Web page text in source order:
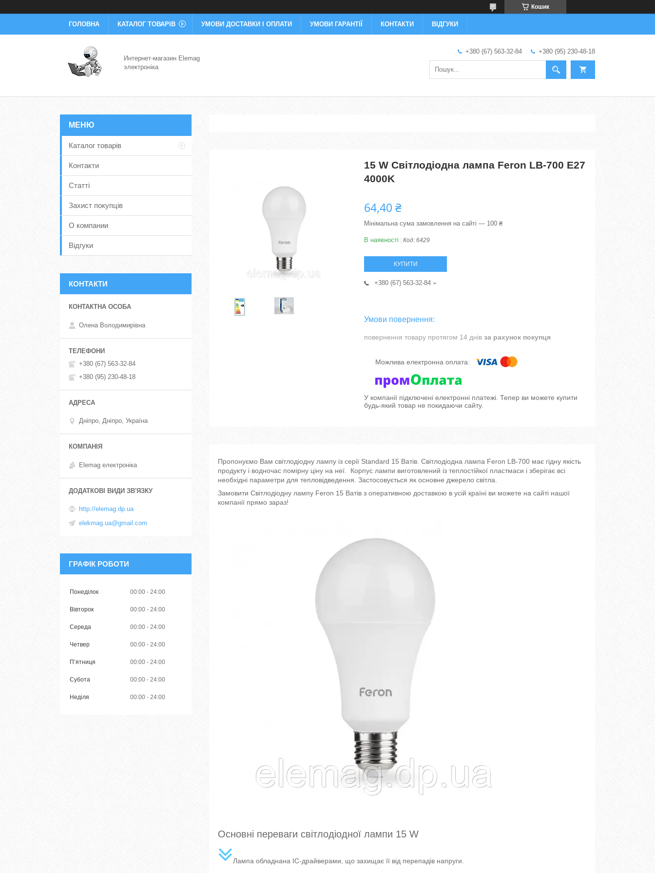
Кошик
ГОЛОВНА КАТАЛОГ ТОВАРІВ УМОВИ ДОСТАВКИ І ОПЛАТИ УМОВИ ГАРАНТІЇ КОНТАКТИ ВІДГУКИ
Интернет-магазин Elemag
электроніка
+380 (67) 563-32-84 +380 (95) 230-48-18
15 W Світлодіодна лампа Feron LB-700 E27
4000K
64,40 ₴
Мінімальна сума замовлення на сайті — 100 ₴
В наявності Код: 6429
КУПИТИ
+380 (67) 563-32-84
повернення товару протягом 14 днів за рахунок покупця
У компанії підключені електронні платежі. Тепер ви можете купити
будь-який товар не покидаючи сайту.
Пропонуємо Вам світлодіодну лампу із серії Standard 15 Ватів. Світлодіодна лампа Feron LB-700 має гідну якість
продукту і водночас помірну ціну на неї. Корпус лампи виготовлений із теплостійкої пластмаси і зберігає всі
необхідні параметри для тепловідведення. Застосовується як основне джерело світла.
Замовити Світлодіодну лампу Feron 15 Ватів з оперативною доставкою в усій країні ви можете на сайті нашої
компанії прямо зараз!
Основні переваги світлодіодної лампи 15 W
Лампа обладнана IC-драйверами, що захищає її від перепадів напруги.
Каталог товарів
Контакти
Статті
Захист покупців
О компании
Відгуки
КОНТАКТИ
Олена Володимирівна
+380 (67) 563-32-84
+380 (95) 230-48-18
Дніпро, Дніпро, Україна
Elemag електроніка
http://elemag.dp.ua
elekmag.ua@gmail.com
ГРАФІК РОБОТИ
Понеділок 00:00 24:00
Вівторок 00:00 24:00
Середа 00:00 24:00
Четвер 00:00 24:00
Пʼятниця 00:00 24:00
Субота 00:00 24:00
Неділя 00:00 24:00